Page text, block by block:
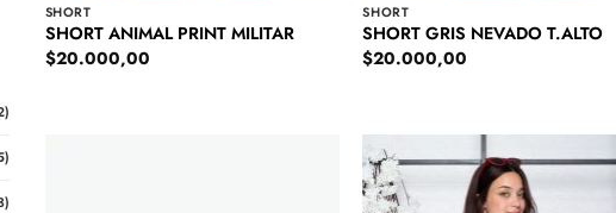
SHORT
SHORT ANIMAL PRINT MILITAR
$20.000,00
SHORT
SHORT GRIS NEVADO T.ALTO
$20.000,00